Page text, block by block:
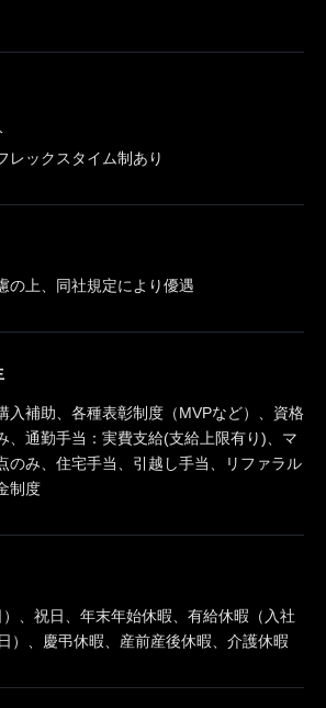
ックスタイム制あり
の上、同社規定により優遇
入補助、各種表彰制度（MVPなど）、資格
、通勤手当：実費支給(支給上限有り)、マ
のみ、住宅手当、引越し手当、リファラル
制度
、祝日、年末年始休暇、有給休暇（入社
）、慶弔休暇、産前産後休暇、介護休暇